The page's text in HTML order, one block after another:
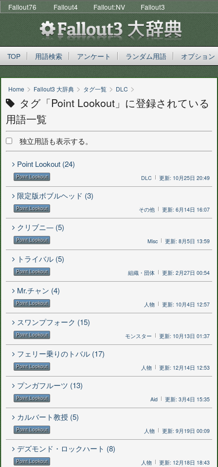
Fallout76 Fallout4 Fallout:NV Fallout3
TOP 用語検索 アンケート ランダム用語 オプション
Home > Fallout3 大辞典 > タグ一覧 > DLC >
タグ「Point Lookout」に登録されている
用語一覧
独立用語も表示する。
Point Lookout (24)
Point Lookout DLC 更新: 10月25日 20:49
限定版ボブルヘッド (3)
Point Lookout その他 更新: 6月14日 16:07
クリブニ― (5)
Point Lookout Misc 更新: 8月5日 13:59
トライバル (5)
Point Lookout 組織・団体 更新: 2月27日 00:54
Mr.チャン (4)
Point Lookout 人物 更新: 10月4日 12:57
スワンプフォーク (15)
Point Lookout モンスター 更新: 10月13日 01:37
フェリー乗りのトバル (17)
Point Lookout 人物 更新: 12月14日 12:53
プンガフルーツ (13)
Point Lookout Aid 更新: 3月4日 15:35
カルバート教授 (5)
Point Lookout 人物 更新: 9月19日 00:09
デズモンド・ロックハート (8)
Point Lookout 人物 更新: 12月18日 18:43